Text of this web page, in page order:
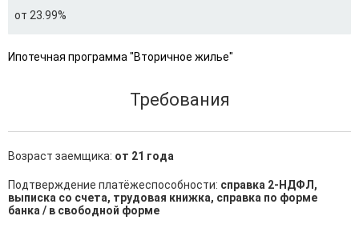
от 23.99%
Ипотечная программа "Вторичное жилье"
Требования
Возраст заемщика: от 21 года
Подтверждение платёжеспособности: справка 2-НДФЛ,
выписка со счета, трудовая книжка, справка по форме
банка / в свободной форме